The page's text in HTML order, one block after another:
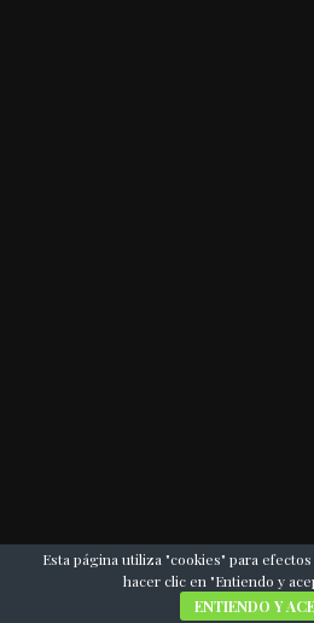
Esta página utiliza "cookies" para
hacer clic en "Entiendo y
ENTIENDO Y